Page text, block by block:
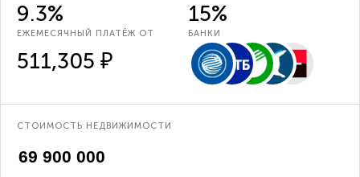
9.3% 15%
ЕЖЕМЕСЯЧНЫЙ ПЛАТЁЖ ОТ
511,305 ₽
БАНКИ
СТОИМОСТЬ НЕДВИЖИМОСТИ